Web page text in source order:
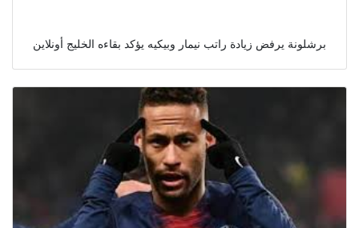
برشلونة يرفض زيادة راتب نيمار وبيكيه يؤكد بقاءه الخليج أونلاين